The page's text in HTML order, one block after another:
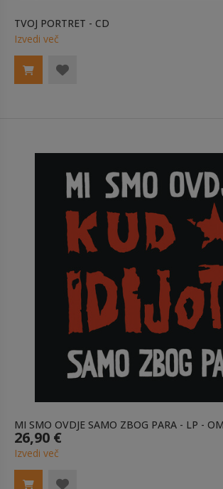
TVOJ PORTRET - CD
Izvedi več
26,90 €
Izvedi več